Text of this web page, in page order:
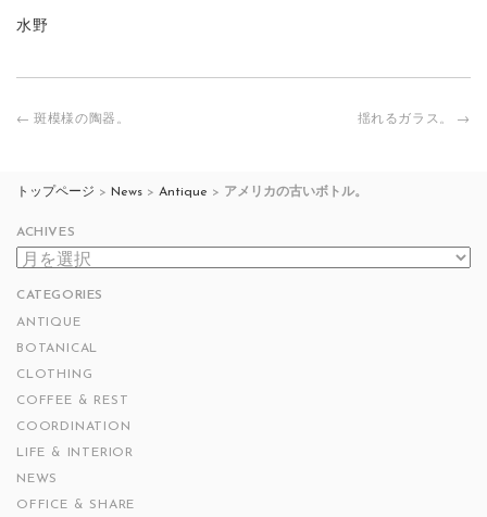
水野
投
ビ
ー
シ
ョ
ン
← 斑模様の陶器。 揺れるガラス。 →
トップページ > News > Antique > アメリカの古いボトル。
ACHIVES
ACHIVES
CATEGORIES
ANTIQUE
BOTANICAL
CLOTHING
COFFEE & REST
COORDINATION
LIFE & INTERIOR
NEWS
OFFICE & SHARE